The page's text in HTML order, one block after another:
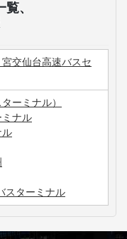
、
交仙台高速バスセ
ーミナル）
ナル
ル
スターミナル